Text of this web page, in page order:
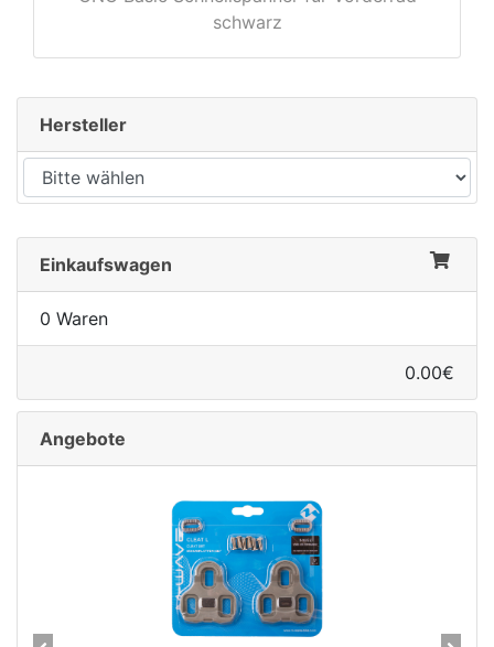
schwarz
Hersteller
Einkaufswagen
0 Waren
0.00€
Angebote